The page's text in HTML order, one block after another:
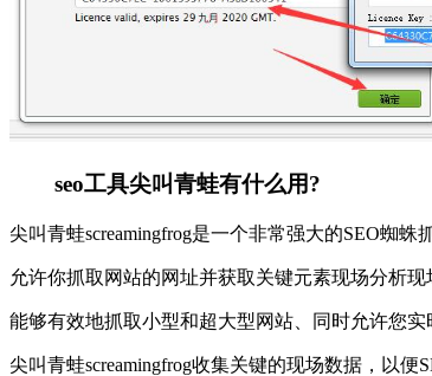
seo工具尖叫青蛙有什么用?
尖叫青蛙screamingfrog是一个非常强大的SEO蜘
允许你抓取网站的网址并获取关键元素现场分析现
能够有效地抓取小型和超大型网站、同时允许您实
尖叫青蛙screamingfrog收集关键的现场数据，以